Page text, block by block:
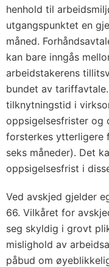
henhold til
utgangspunktet en
måned.
kan bare inngås
arbeidstakerens
bundet av
tilknytningstid i
oppsigelsesfrister og
forsterkes ytterligere
seks måneder). Det
oppsigelsesfrist i
Ved avskjed gjelder
66. Vilkåret for
seg skyldig i grovt
mislighold av
påbud om